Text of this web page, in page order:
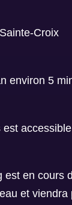
Croix
environ 5
est en cours
et viendra